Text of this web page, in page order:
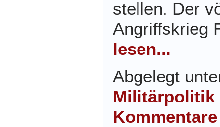
stellen. Der
Angriffskrieg
lesen...
Abgelegt
Militärpolitik